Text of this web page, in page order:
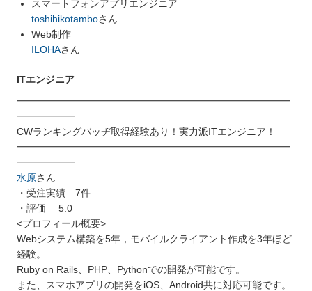
スマートフォンアプリエンジニア
toshihikotamboさん
Web制作
ILOHAさん
ITエンジニア
━━━━━━━━━━━━━━━━━━━━━━━━━━━━
━━━━━━
CWランキングバッヂ取得経験あり！実力派ITエンジニア！
━━━━━━━━━━━━━━━━━━━━━━━━━━━━
━━━━━━
水原さん
・受注実績 7件
・評価 5.0
<プロフィール概要>
Webシステム構築を5年，モバイルクライアント作成を3年ほど
経験。
Ruby on Rails、PHP、Pythonでの開発が可能です。
また、スマホアプリの開発をiOS、Android共に対応可能です。